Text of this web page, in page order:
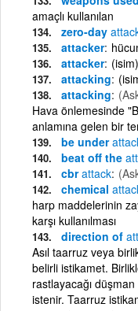
amaçlı kullanılan
zero-day
attacker
attacker
attacking
attacking
Hava önlemesinde
anlamına gelen bir
be under
beat off the
cbrattack
chemical
harp maddelerinin
karşı kullanılması
direction of
Asıl taarruz veya
belirli istikamet.
rastlayacağı
istenir. Taarruz